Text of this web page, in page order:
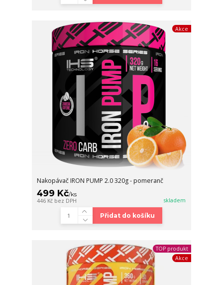
Akce
Nakopávač IRON PUMP 2.0 320g - pomeranč
499 Kč/ks
446 Kč bez DPH skladem
Přidat do košíku
TOP produkt
Akce